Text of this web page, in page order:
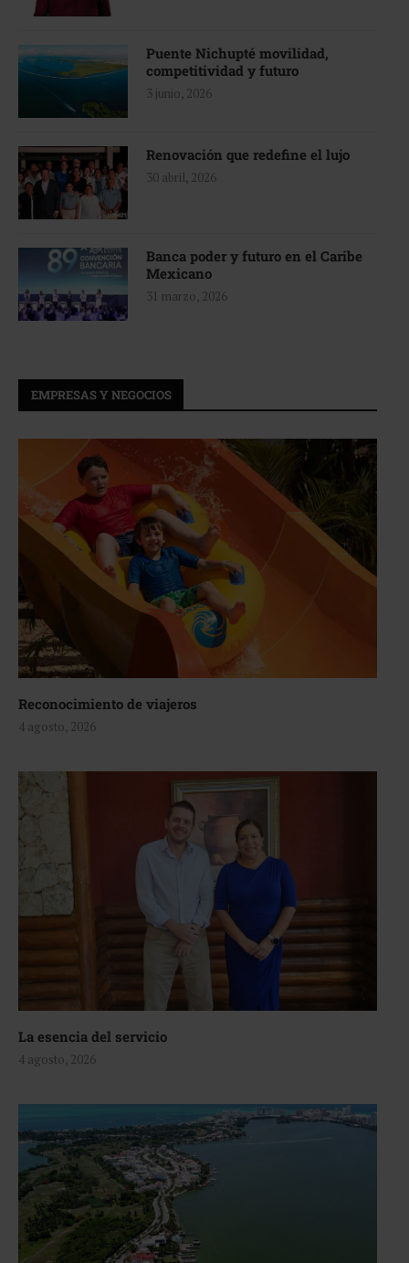
Puente Nichupté movilidad,
competitividad y futuro
3 junio, 2026
Renovación que redefine el lujo
30 abril, 2026
Banca poder y futuro en el Caribe
Mexicano
31 marzo, 2026
EMPRESAS Y NEGOCIOS
Reconocimiento de viajeros
4 agosto, 2026
La esencia del servicio
4 agosto, 2026